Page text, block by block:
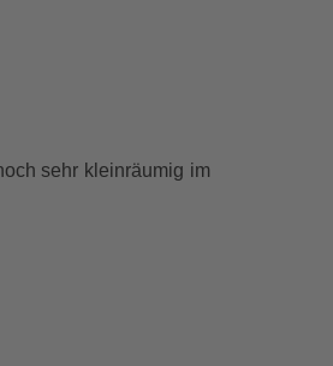
sehr kleinräumig im